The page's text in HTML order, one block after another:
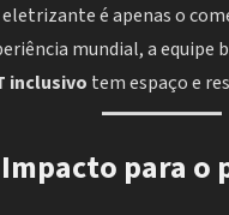
é apenas o
mundial, a
inclusivo tem espaço e
Impacto para o